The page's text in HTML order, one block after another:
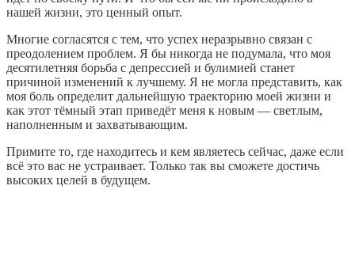
нашей жизни, это ценный опыт.
Многие согласятся с тем, что успех неразрывно связан с
преодолением проблем. Я бы никогда не подумала, что моя
десятилетняя борьба с депрессией и булимией станет
причиной изменений к лучшему. Я не могла представить, как
моя боль определит дальнейшую траекторию моей жизни и
как этот тёмный этап приведёт меня к новым — светлым,
наполненным и захватывающим.
Примите то, где находитесь и кем являетесь сейчас, даже если
всё это вас не устраивает. Только так вы сможете достичь
высоких целей в будущем.